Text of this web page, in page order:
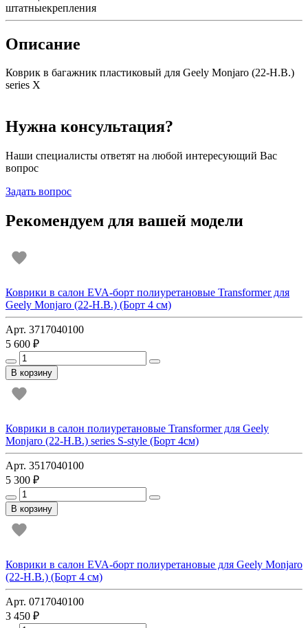
штатныекрепления
Описание
Коврик в багажник пластиковый для Geely Monjaro (22-Н.В.)
series X
Нужна консультация?
Наши специалисты ответят на любой интересующий Вас
вопрос
Задать вопрос
Рекомендуем для вашей модели
Коврики в салон EVA-борт полиуретановые Transformer для
Geely Monjaro (22-Н.В.) (Борт 4 см)
Арт. 3717040100
5 600 ₽
В корзину
Коврики в салон полиуретановые Transformer для Geely
Monjaro (22-Н.В.) series S-style (Борт 4см)
Арт. 3517040100
5 300 ₽
В корзину
Коврики в салон EVA-борт полиуретановые для Geely Monjaro
(22-Н.В.) (Борт 4 см)
Арт. 0717040100
3 450 ₽